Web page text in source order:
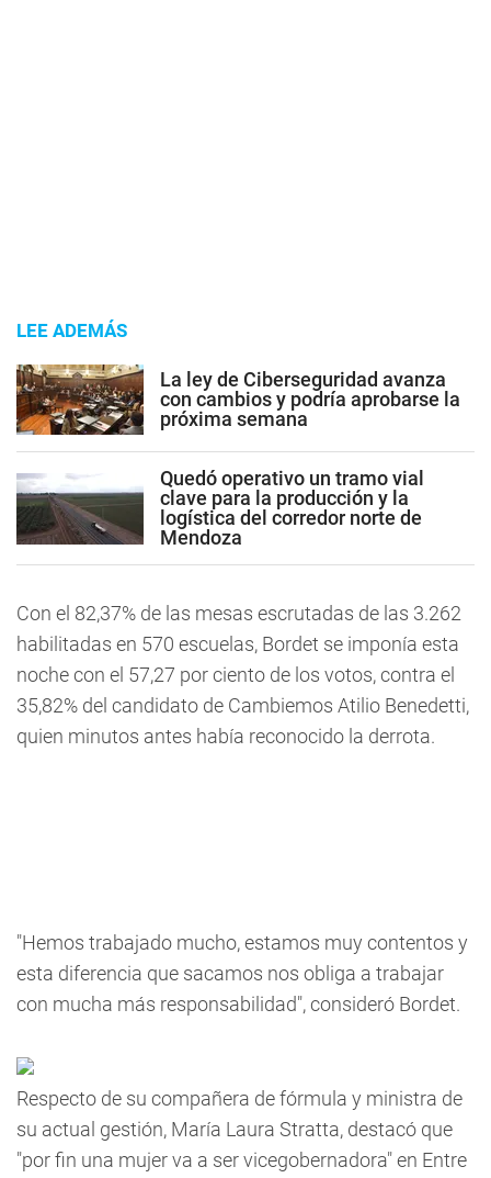
LEE ADEMÁS
La ley de Ciberseguridad avanza
con cambios y podría aprobarse la
próxima semana
Quedó operativo un tramo vial
clave para la producción y la
logística del corredor norte de
Mendoza
Con el 82,37% de las mesas escrutadas de las 3.262
habilitadas en 570 escuelas, Bordet se imponía esta
noche con el 57,27 por ciento de los votos, contra el
35,82% del candidato de Cambiemos Atilio Benedetti,
quien minutos antes había reconocido la derrota.
"Hemos trabajado mucho, estamos muy contentos y
esta diferencia que sacamos nos obliga a trabajar
con mucha más responsabilidad", consideró Bordet.
Respecto de su compañera de fórmula y ministra de
su actual gestión, María Laura Stratta, destacó que
"por fin una mujer va a ser vicegobernadora" en Entre